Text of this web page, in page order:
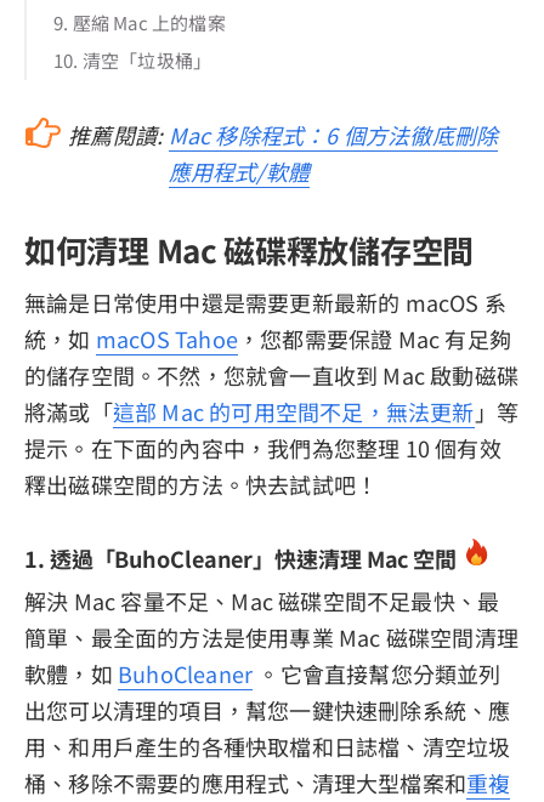
9. 壓縮 Mac 上的檔案
10. 清空「垃圾桶」
推薦閱讀: Mac 移除程式：6 個方法徹底刪除
應用程式/軟體
如何清理 Mac 磁碟釋放儲存空間
無論是日常使用中還是需要更新最新的 macOS 系
統，如 macOS Tahoe ，您都需要保證 Mac 有足夠
的儲存空間。不然，您就會一直收到 Mac 啟動磁碟
將滿或「這部 Mac 的可用空間不足，無法更新 」等
提示。在下面的內容中，我們為您整理 10 個有效
釋出磁碟空間的方法。快去試試吧！
1. 透過「BuhoCleaner」快速清理 Mac 空間
解決 Mac 容量不足、Mac 磁碟空間不足最快、最
簡單、最全面的方法是使用專業 Mac 磁碟空間清理
軟體，如 BuhoCleaner 。它會直接幫您分類並列
出您可以清理的項目，幫您一鍵快速刪除系統、應
用、和用戶產生的各種快取檔和日誌檔、清空垃圾
桶、移除不需要的應用程式、清理大型檔案和重複